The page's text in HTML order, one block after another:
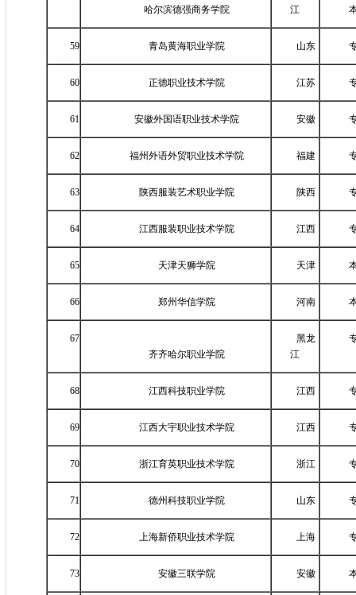
哈尔滨德强商务学院
江
59 青岛黄海职业学院 山东
60 正德职业技术学院 江苏
61 安徽外国语职业技术学院 安徽
62 福州外语外贸职业技术学院 福建
63 陕西服装艺术职业学院 陕西
64 江西服装职业技术学院 江西
65 天津天狮学院 天津
66 郑州华信学院 河南
67
齐齐哈尔职业学院
黑龙
江
68 江西科技职业学院 江西
69 江西大宇职业技术学院 江西
70 浙江育英职业技术学院 浙江
71 德州科技职业学院 山东
72 上海新侨职业技术学院 上海
73 安徽三联学院 安徽